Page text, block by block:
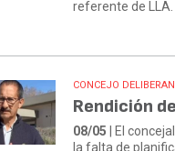
referente de LLA.
CONCEJO
Rendición
08/05 | El
la falta de